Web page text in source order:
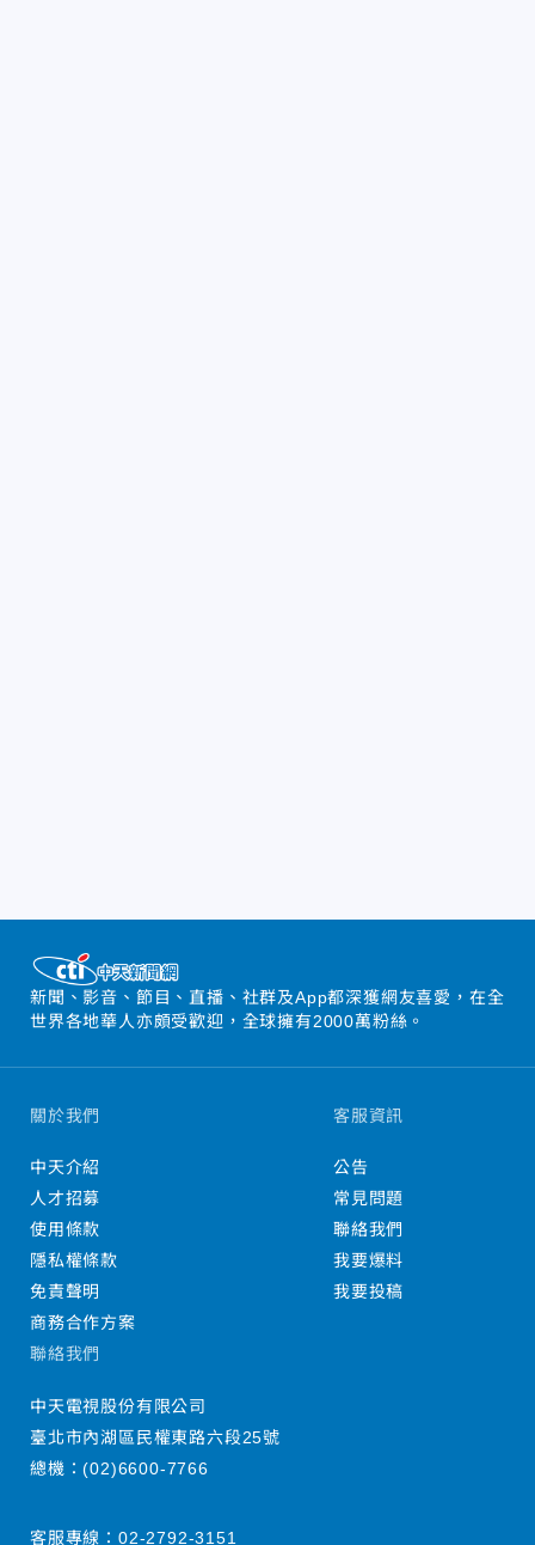
新聞、影音、節目、直播、社群及App都深獲網友喜愛，在全
世界各地華人亦頗受歡迎，全球擁有2000萬粉絲。
關於我們
中天介紹
人才招募
使用條款
隱私權條款
免責聲明
商務合作方案
客服資訊
公告
常見問題
聯絡我們
我要爆料
我要投稿
聯絡我們
中天電視股份有限公司
臺北市內湖區民權東路六段25號
總機：(02)6600-7766
客服專線： 02-2792-3151